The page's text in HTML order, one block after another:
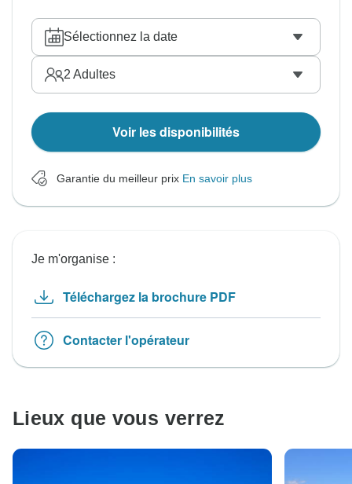
Sélectionnez la date
2 Adultes
Voir les disponibilités
Garantie du meilleur prix En savoir plus
Je m'organise :
Téléchargez la brochure PDF
Contacter l'opérateur
Lieux que vous verrez